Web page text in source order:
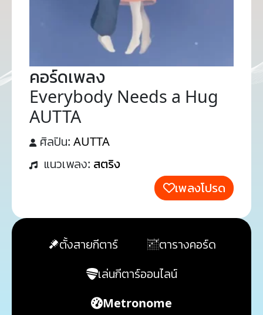
คอร์ดเพลง
Everybody Needs a Hug
AUTTA
ศิลปิน: AUTTA
แนวเพลง: สตริง
เพลงโปรด
ตั้งสายกีตาร์
ตารางคอร์ด
เล่นกีตาร์ออนไลน์
Metronome